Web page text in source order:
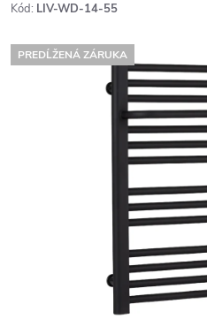
Kód: LIV-WD-14-55
PREDĹŽENÁ ZÁRUKA